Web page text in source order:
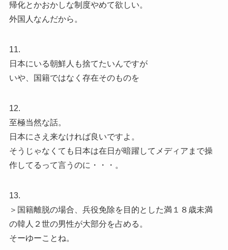
帰化とかおかしな制度やめて欲しい。
外国人なんだから。
11.
日本にいる朝鮮人も捨てたいんですが
いや、国籍ではなく存在そのものを
12.
至極当然な話。
日本にさえ来なければ良いですよ。
そうじゃなくても日本は在日が暗躍してメディアまで操
作してるって言うのに・・・。
13.
＞国籍離脱の場合、兵役免除を目的とした満１８歳未満
の韓人２世の男性が大部分を占める。
そーゆーことね。